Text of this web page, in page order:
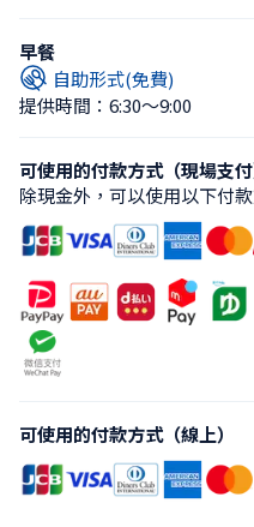
早餐
自助形式(免費)
提供時間：6:30〜9:00
可使用的付款方式（現場支付
除現金外，可以使用以下付
可使用的付款方式（線上）